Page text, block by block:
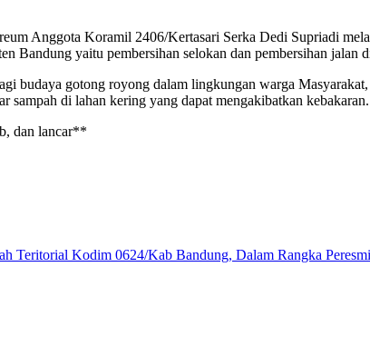
Anggota Koramil 2406/Kertasari Serka Dedi Supriadi
Bandung yaitu pembersihan selokan dan pembersihan jalan
budaya gotong royong dalam lingkungan warga
sampah di lahan kering yang dapat mengakibatkan kebakaran.
dan lancar**
Teritorial Kodim 0624/Kab Bandung, Dalam Rangka